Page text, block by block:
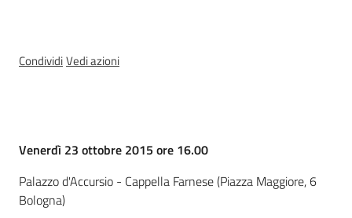
Seguici
su
CondividiVedi azioni
Cos'è
Venerdì 23 ottobre 2015 ore 16.00
Palazzo d'Accursio - Cappella Farnese (Piazza Maggiore, 6
Bologna)